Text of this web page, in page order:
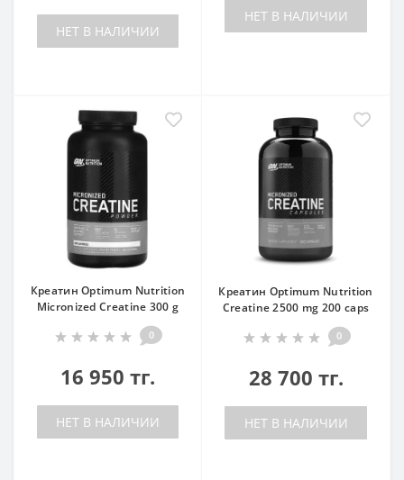
НЕТ В НАЛИЧИИ
НЕТ В НАЛИЧИИ
Креатин Optimum Nutrition
Micronized Creatine 300 g
0
16 950 тг.
НЕТ В НАЛИЧИИ
Креатин Optimum Nutrition
Creatine 2500 mg 200 caps
0
28 700 тг.
НЕТ В НАЛИЧИИ